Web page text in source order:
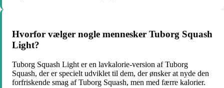
Hvorfor vælger nogle mennesker Tuborg Squash
Light?
Tuborg Squash Light er en lavkalorie-version af Tuborg
Squash, der er specielt udviklet til dem, der ønsker at nyde den
forfriskende smag af Tuborg Squash, men med færre kalorier.